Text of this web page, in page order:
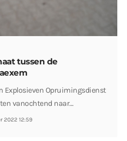
tussen de
Explosieven Opruimingsdienst
vanochtend naar…
2022 12:59